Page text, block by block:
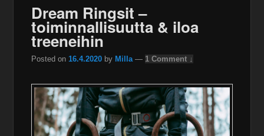
Dream Ringsit –
toiminnallisuutta & iloa
treeneihin
Posted on16.4.2020 by Milla — 1 Comment ↓